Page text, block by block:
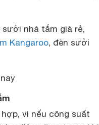
nhà tắm giá rẻ,
Kangaroo, đèn sưởi
vì nếu công suất